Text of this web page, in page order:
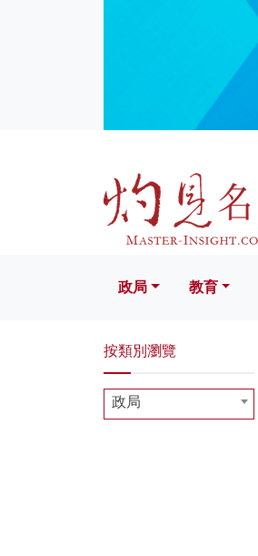
文化
政局 教育
按類別瀏覽
政局